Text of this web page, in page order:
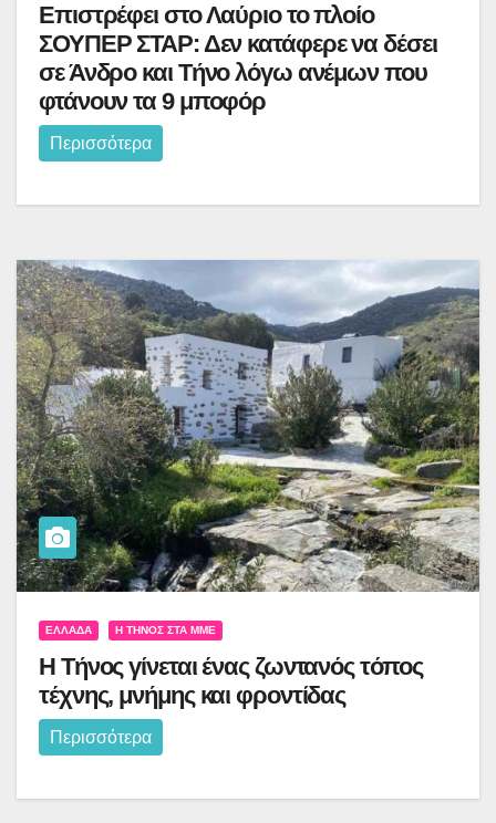
Επιστρέφει στο Λαύριο το πλοίο
ΣΟΥΠΕΡ ΣΤΑΡ: Δεν κατάφερε να δέσει
σε Άνδρο και Τήνο λόγω ανέμων που
φτάνουν τα 9 μποφόρ
Περισσότερα
ΕΛΛΆΔΑ Η ΤΉΝΟΣ ΣΤΑ ΜΜΕ
Η Τήνος γίνεται ένας ζωντανός τόπος
τέχνης, μνήμης και φροντίδας
Περισσότερα